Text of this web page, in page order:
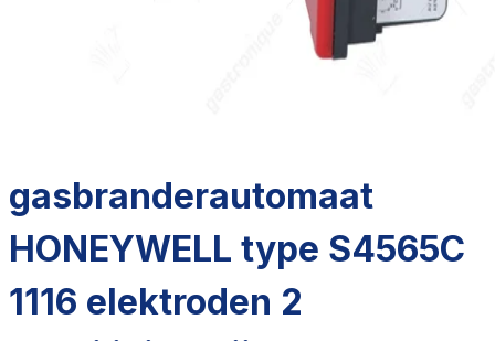
gasbranderautomaat
HONEYWELL type S4565C
1116 elektroden 2